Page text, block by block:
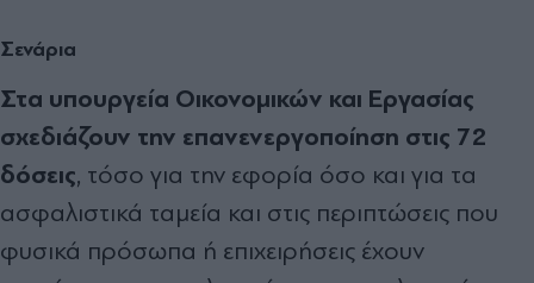
Σενάρια
Στα υπουργεία Οικονομικών και Εργασίας
σχεδιάζουν την επανενεργοποίηση στις 72
δόσεις, τόσο για την εφορία όσο και για τα
ασφαλιστικά ταμεία και στις περιπτώσεις που
φυσικά πρόσωπα ή επιχειρήσεις έχουν